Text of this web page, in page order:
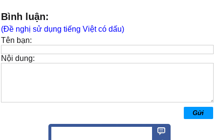
Bình luận:
(Đề nghị sử dụng tiếng Việt có dấu)
Tên bạn:
Nội dung: